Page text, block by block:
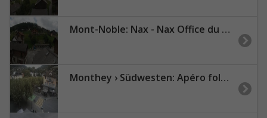
Mont-Noble: Nax - Nax Office du Tourisme
Monthey › Südwesten: Apéro folklorique montheysan - Place Centrale